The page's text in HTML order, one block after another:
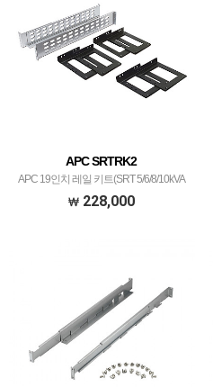
APC SRTRK2
APC 19인치 레일 키트(SRT 5/6/8/10kVA
용)
228,000